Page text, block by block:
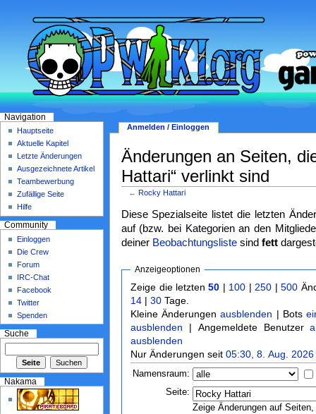
Änderungen an Seiten,
Hattari“ verlinkt sind
← Rocky Hattari
Diese Spezialseite listet die letzten
auf (bzw. bei Kategorien an den
deiner Beobachtungslistesind fett
Anzeigeoptionen
Zeige die letzten50 | 100 | 250 |500
14 |30 Tage.
Kleine Änderungenausblenden | Bots
ausblenden | Angemeldete Benutzer
ausblenden
Nur Änderungen seit05:30, 8. Aug. 2026
Namensraum:
Seite:
Zeige Änderungen auf
Anmelden / Einloggen
Navigation
Hauptseite
Aktuelle Kapitel
Letzte Änderungen
Ausgezeichnete Artikel
Teambewerbung
Zufällige Seite
Hilfe
Community
Einloggen
Die Crew
Forum
IRC-Chat
Facebook
Twitter
Spenden
Suche
Nakama